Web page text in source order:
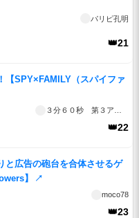
パリピ孔明
👑21
【SPY×FAMILY（スパイファ
👑22
と広告の砲台を合体させるゲ
】
↗
moco78
👑23